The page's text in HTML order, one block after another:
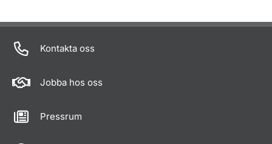
Kontakta oss
Jobba hos oss
Pressrum